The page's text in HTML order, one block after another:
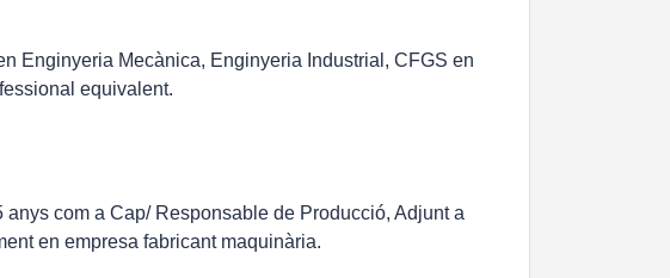
Enginyeria Mecànica, Enginyeria Industrial, CFGS en
equivalent.
com a Cap/ Responsable de Producció, Adjunt a
en empresa fabricant maquinària.